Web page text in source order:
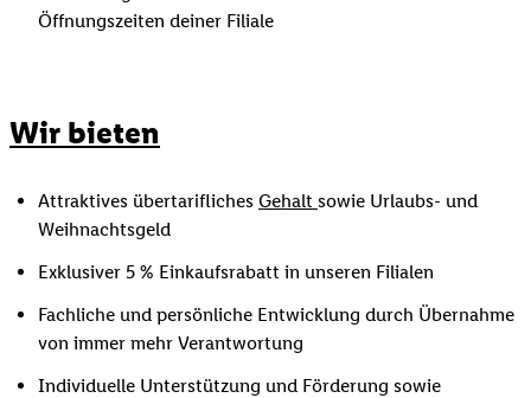
Öffnungszeiten deiner Filiale
Wir bieten
Attraktives übertarifliches Gehalt sowie Urlaubs- und
Weihnachtsgeld
Exklusiver 5 % Einkaufsrabatt in unseren Filialen
Fachliche und persönliche Entwicklung durch Übernahme
von immer mehr Verantwortung
Individuelle Unterstützung und Förderung sowie